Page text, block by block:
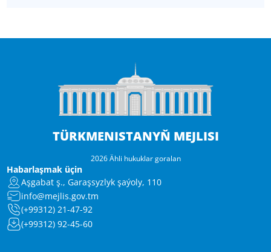
TÜRKMENISTANYŇ MEJLISI
2026 Ähli hukuklar goralan
Habarlaşmak üçin
Aşgabat ş., Garaşsyzlyk şaýoly, 110
info@mejlis.gov.tm
(+99312) 21-47-92
(+99312) 92-45-60